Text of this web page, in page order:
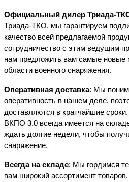
Официальный дилер Триада-
Триада-ТКО, мы гарантируем
качество всей предлагаемой
сотрудничество с этим ведущим
нам предложить вам самые новые
области военного снаряжения.
Оперативная доставка: Мы
оперативность в нашем деле,
доставляются в кратчайшие
ВКПО 3.0 всегда имеется на
ждать долгие недели, чтобы
снаряжение.
Всегда на складе: Мы гордимся
вам широкий ассортимент